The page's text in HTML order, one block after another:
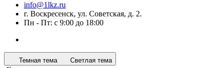
info@1lkz.ru
г. Воскресенск, ул. Советская, д. 2.
Пн - Пт: с 9:00 до 18:00
Темная тема Светлая тема